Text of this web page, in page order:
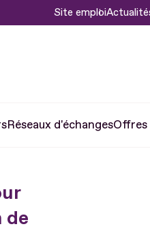
Site emploi
Réseaux d'échangesOffres
de